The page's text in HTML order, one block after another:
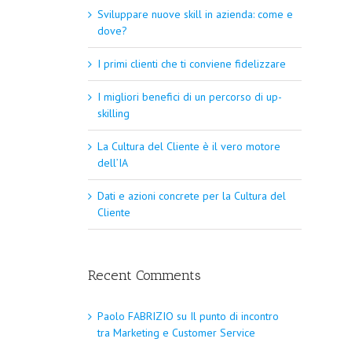
Sviluppare nuove skill in azienda: come e
dove?
I primi clienti che ti conviene fidelizzare
I migliori benefici di un percorso di up-
skilling
La Cultura del Cliente è il vero motore
dell’IA
Dati e azioni concrete per la Cultura del
Cliente
Recent Comments
Paolo FABRIZIO su Il punto di incontro
tra Marketing e Customer Service